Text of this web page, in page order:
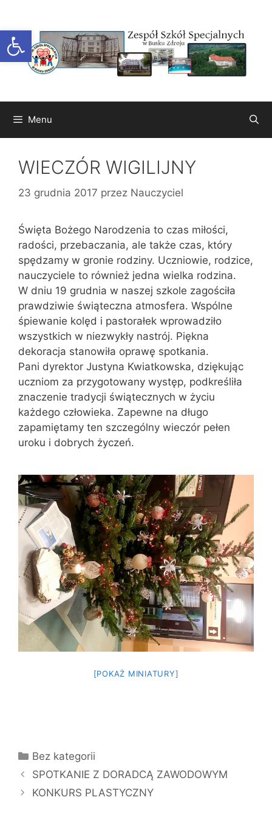
Otwórz pasek narzędzi
treści
Menu
WIECZÓR WIGILIJNY
23 grudnia 2017 przez Nauczyciel
Święta Bożego Narodzenia to czas miłości,
radości, przebaczania, ale także czas, który
spędzamy w gronie rodziny. Uczniowie, rodzice,
nauczyciele to również jedna wielka rodzina.
W dniu 19 grudnia w naszej szkole zagościła
prawdziwie świąteczna atmosfera. Wspólne
śpiewanie kolęd i pastorałek wprowadziło
wszystkich w niezwykły nastrój. Piękna
dekoracja stanowiła oprawę spotkania.
Pani dyrektor Justyna Kwiatkowska, dziękując
uczniom za przygotowany występ, podkreśliła
znaczenie tradycji świątecznych w życiu
każdego człowieka. Zapewne na długo
zapamiętamy ten szczególny wieczór pełen
uroku i dobrych życzeń.
[POKAŻ MINIATURY]
Kategorie
Bez kategorii
SPOTKANIE Z DORADCĄ ZAWODOWYM
KONKURS PLASTYCZNY